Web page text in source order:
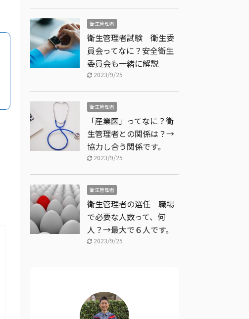
衛生管理者
衛生管理者試験 衛生委
員会ってなに？安全衛生
委員会も一緒に解説
2023/9/25
衛生管理者
「産業医」ってなに？衛
生管理者との関係は？→
協力し合う関係です。
2023/9/25
衛生管理者
衛生管理者の選任 職場
で必要な人数って、何
人？→最大で６人です。
2023/9/25